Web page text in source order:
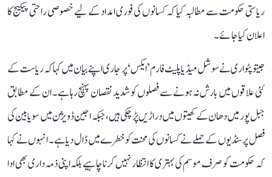
ریاستی حکومت سے مطالبہ کیا کہ کسانوں کی فوری امداد کے لیے خصوصی راحتی پیکیج کا
اعلان کیا جائے۔
جیتو پٹواری نے سوشل میڈیا پلیٹ فارم ’ایکس‘ پر جاری اپنے بیان میں کہا کہ ریاست کے
کئی علاقوں میں بارش نہ ہونے سے فصلوں کو شدید نقصان پہنچ رہا ہے۔ ان کے مطابق
جبل پور میں دھان کے کھیتوں میں دراڑیں پڑ چکی ہیں، جبکہ اجین ڈویژن میں سویابین کی
فصل پر سنڈیوں کے حملے نے کسانوں کی محنت کو خطرے میں ڈال دیا ہے۔ انہوں نے کہا
کہ حکومت کو صرف موسم کی بہتری کا انتظار نہیں کرنا چاہیے بلکہ اپنی ذمہ داری بھی ادا